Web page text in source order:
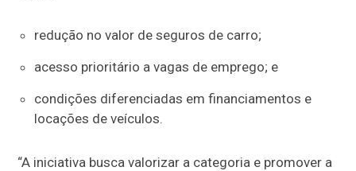
redução no valor de seguros de carro;
acesso prioritário a vagas de emprego; e
condições diferenciadas em financiamentos e
locações de veículos.
“A iniciativa busca valorizar a categoria e promover a